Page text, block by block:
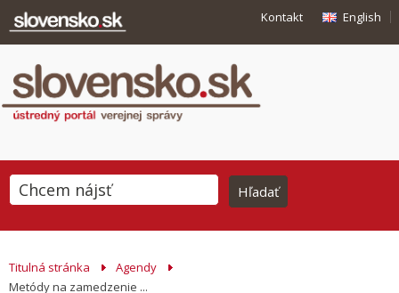
Kontakt English
Titulná stránka
Agendy
Metódy na zamedzenie ...